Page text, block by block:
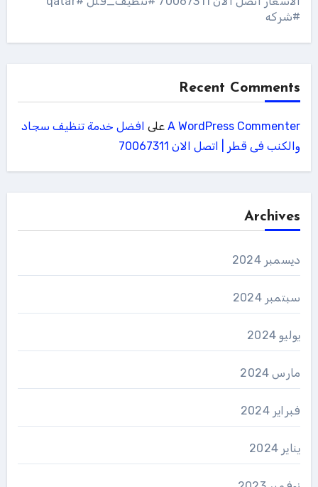
#شركه
Recent Comments
A WordPress Commenterعلى افضل خدمة تنظيف سجاد
والكنب فى قطر | اتصل الان 70067311
Archives
ديسمبر 2024
سبتمبر 2024
يوليو 2024
مارس 2024
فبراير 2024
يناير 2024